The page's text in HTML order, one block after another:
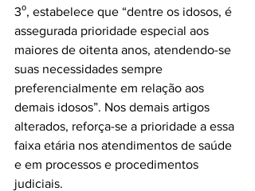
3⁰, estabelece que “dentre os idosos, é
assegurada prioridade especial aos
maiores de oitenta anos, atendendo-se
suas necessidades sempre
preferencialmente em relação aos
demais idosos”. Nos demais artigos
alterados, reforça-se a prioridade a essa
faixa etária nos atendimentos de saúde
e em processos e procedimentos
judiciais.